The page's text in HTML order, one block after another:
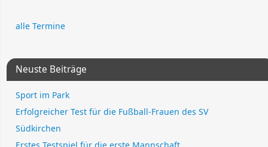
alle Termine
Neuste Beiträge
Sport im Park
Erfolgreicher Test für die Fußball-Frauen des SV
Südkirchen
Erstes Testspiel für die erste Mannschaft